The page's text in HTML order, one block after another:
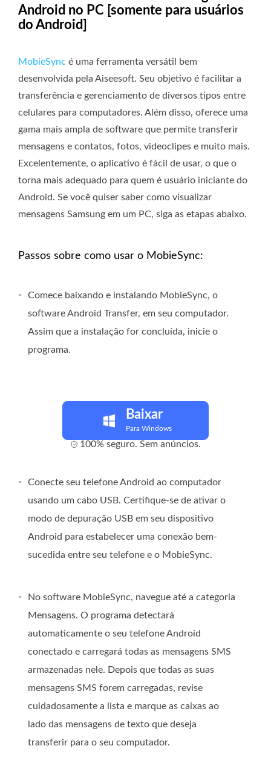
Android no PC [somente para usuários
do Android]
MobieSync é uma ferramenta versátil bem
desenvolvida pela Aiseesoft. Seu objetivo é facilitar a
transferência e gerenciamento de diversos tipos entre
celulares para computadores. Além disso, oferece uma
gama mais ampla de software que permite transferir
mensagens e contatos, fotos, videoclipes e muito mais.
Excelentemente, o aplicativo é fácil de usar, o que o
torna mais adequado para quem é usuário iniciante do
Android. Se você quiser saber como visualizar
mensagens Samsung em um PC, siga as etapas abaixo.
Passos sobre como usar o MobieSync:
-
Comece baixando e instalando MobieSync, o
software Android Transfer, em seu computador.
Assim que a instalação for concluída, inicie o
programa.
Baixar
Para Windows
100% seguro. Sem anúncios.
-
Conecte seu telefone Android ao computador
usando um cabo USB. Certifique-se de ativar o
modo de depuração USB em seu dispositivo
Android para estabelecer uma conexão bem-
sucedida entre seu telefone e o MobieSync.
-
No software MobieSync, navegue até a categoria
Mensagens. O programa detectará
automaticamente o seu telefone Android
conectado e carregará todas as mensagens SMS
armazenadas nele. Depois que todas as suas
mensagens SMS forem carregadas, revise
cuidadosamente a lista e marque as caixas ao
lado das mensagens de texto que deseja
transferir para o seu computador.